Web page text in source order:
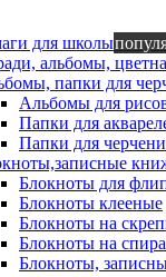
для школы
альбомы,
папки для
Альбомы для
Папки для
Папки для
Блокноты для
Блокноты клееные
Блокноты на
Блокноты на
Блокноты,